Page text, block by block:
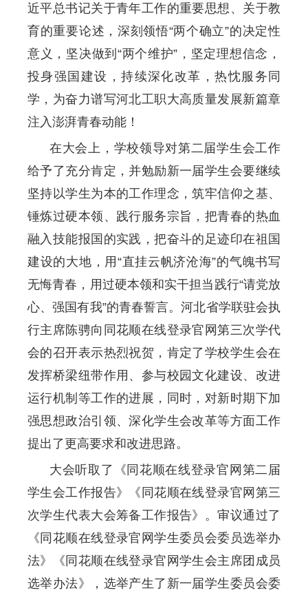
近平总书记关于青年工作的重要思想、关于教
育的重要论述，深刻领悟“两个确立”的决定性
意义，坚决做到“两个维护”，坚定理想信念，
投身强国建设，持续深化改革，热忱服务同
学，为奋力谱写河北工职大高质量发展新篇章
注入澎湃青春动能！
在大会上，学校领导对第二届学生会工作
给予了充分肯定，并勉励新一届学生会要继续
坚持以学生为本的工作理念，筑牢信仰之基、
锤炼过硬本领、践行服务宗旨，把青春的热血
融入技能报国的实践，把奋斗的足迹印在祖国
建设的大地，用“直挂云帆济沧海”的气魄书写
无悔青春，用过硬本领和实干担当践行“请党放
心、强国有我”的青春誓言。河北省学联驻会执
行主席陈骋向同花顺在线登录官网第三次学代
会的召开表示热烈祝贺，肯定了学校学生会在
发挥桥梁纽带作用、参与校园文化建设、改进
运行机制等工作的进展，同时，对新时期下加
强思想政治引领、深化学生会改革等方面工作
提出了更高要求和改进思路。
大会听取了《同花顺在线登录官网第二届
学生会工作报告》《同花顺在线登录官网第三
次学生代表大会筹备工作报告》。审议通过了
《同花顺在线登录官网学生委员会委员选举办
法》《同花顺在线登录官网学生会主席团成员
选举办法》，选举产生了新一届学生委员会委